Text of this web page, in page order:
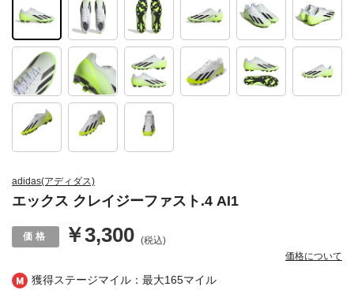
獲得ステージマイル：最大165マイル
adidas(アディダス)
エックス クレイジーファスト.4 AI1
￥3,300 (税込)
価格について